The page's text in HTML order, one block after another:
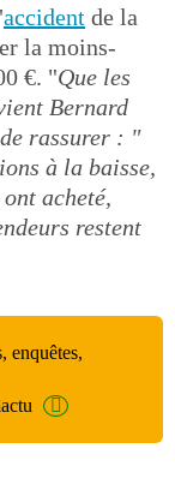
accident de la
la moins-
€. "Que les
Bernard
rassurer : "
à la baisse,
acheté,
restent
enquêtes,